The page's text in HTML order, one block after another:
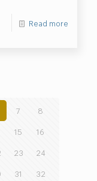
Read more
7 8
15 16
23 24
31 32